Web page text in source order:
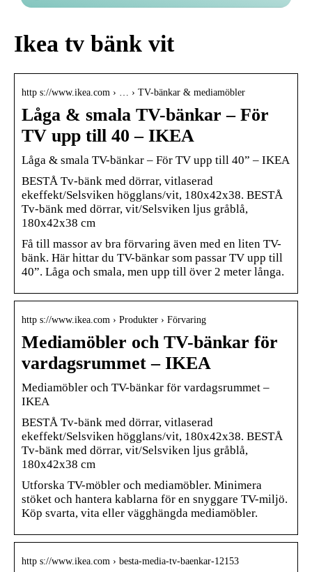
Ikea tv bänk vit
http s://www.ikea.com › … › TV-bänkar & mediamöbler
Låga & smala TV-bänkar – För
TV upp till 40 – IKEA
Låga & smala TV-bänkar – För TV upp till 40” – IKEA
BESTÅ Tv-bänk med dörrar, vitlaserad
ekeffekt/Selsviken högglans/vit, 180x42x38. BESTÅ
Tv-bänk med dörrar, vit/Selsviken ljus gråblå,
180x42x38 cm
Få till massor av bra förvaring även med en liten TV-
bänk. Här hittar du TV-bänkar som passar TV upp till
40”. Låga och smala, men upp till över 2 meter långa.
http s://www.ikea.com › Produkter › Förvaring
Mediamöbler och TV-bänkar för
vardagsrummet – IKEA
Mediamöbler och TV-bänkar för vardagsrummet –
IKEA
BESTÅ Tv-bänk med dörrar, vitlaserad
ekeffekt/Selsviken högglans/vit, 180x42x38. BESTÅ
Tv-bänk med dörrar, vit/Selsviken ljus gråblå,
180x42x38 cm
Utforska TV-möbler och mediamöbler. Minimera
stöket och hantera kablarna för en snyggare TV-miljö.
Köp svarta, vita eller vägghängda mediamöbler.
http s://www.ikea.com › besta-media-tv-baenkar-12153